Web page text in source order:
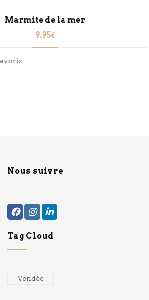
Croc mogettes curry
Ajouter aux favoris
Nous suivre
Tag Cloud
Vendée